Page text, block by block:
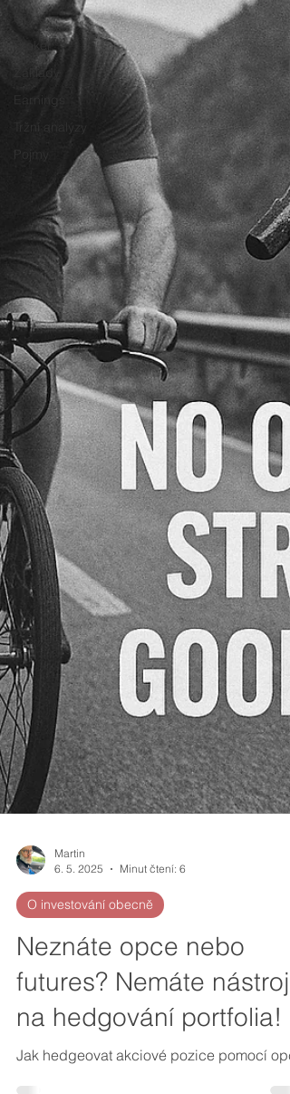
Opce
Broker
Základy
Tržní analýzy
Pojmy
Martin
6. 5. 2025
Minut čtení: 6
O investování obecně
Neznáte opce nebo
futures? Nemáte nástroj
na hedgování portfolia!